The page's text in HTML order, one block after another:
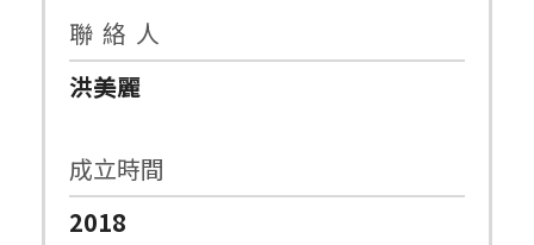
聯 絡 人
洪美麗
成立時間
2018